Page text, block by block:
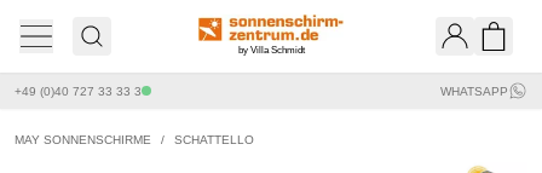
by Villa Schmidt
+49 (0)40 727 33 33 3 WHATSAPP
MAY SONNENSCHIRME / SCHATTELLO